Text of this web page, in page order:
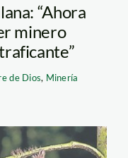
“Ahora
minero
de Dios, Minería